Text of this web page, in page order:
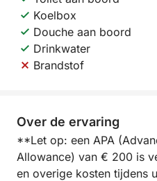
Koelbox
Douche aan boord
Drinkwater
Brandstof
Over de ervaring
**Let op: een APA
Allowance) van € 200 is
en overige kosten tijdens